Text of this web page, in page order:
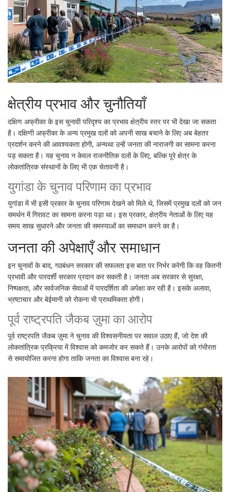
क्षेत्रीय प्रभाव और चुनौतियाँ
दक्षिण अफ्रीका के इस चुनावी परिदृश्य का प्रभाव क्षेत्रीय स्तर पर भी देखा जा सकता
है। दक्षिणी अफ्रीका के अन्य प्रमुख दलों को अपनी साख बचाने के लिए अब बेहतर
प्रदर्शन करने की आवश्यकता होगी, अन्यथा उन्हें जनता की नाराजगी का सामना करना
पड़ सकता है। यह चुनाव न केवल राजनीतिक दलों के लिए, बल्कि पूरे क्षेत्र के
लोकतांत्रिक संस्थानों के लिए भी एक चेतावनी है।
युगांडा के चुनाव परिणाम का प्रभाव
युगांडा में भी इसी प्रकार के चुनाव परिणाम देखने को मिले थे, जिसमें प्रमुख दलों को जन
समर्थन में गिरावट का सामना करना पड़ा था। इस प्रकार, क्षेत्रीय नेताओं के लिए यह
समय साख सुधारने और जनता की समस्याओं का समाधान करने का है।
जनता की अपेक्षाएँ और समाधान
इन चुनावों के बाद, गठबंधन सरकार की सफलता इस बात पर निर्भर करेगी कि वह कितनी
प्रभावी और पारदर्शी सरकार प्रदान कर सकती है। जनता अब सरकार से सुरक्षा,
निष्पक्षता, और सार्वजनिक सेवाओं में पारदर्शिता की अपेक्षा कर रही है। इसके अलावा,
भ्रष्टाचार और बेईमानी को रोकना भी प्राथमिकता होगी।
पूर्व राष्ट्रपति जैकब ज़ुमा का आरोप
पूर्व राष्ट्रपति जैकब ज़ुमा ने चुनाव की विश्वसनीयता पर सवाल उठाए हैं, जो देश की
लोकतांत्रिक प्रक्रिया में विश्वास को कमजोर कर सकते हैं। उनके आरोपों को गंभीरता
से समायोजित करना होगा ताकि जनता का विश्वास बना रहे।